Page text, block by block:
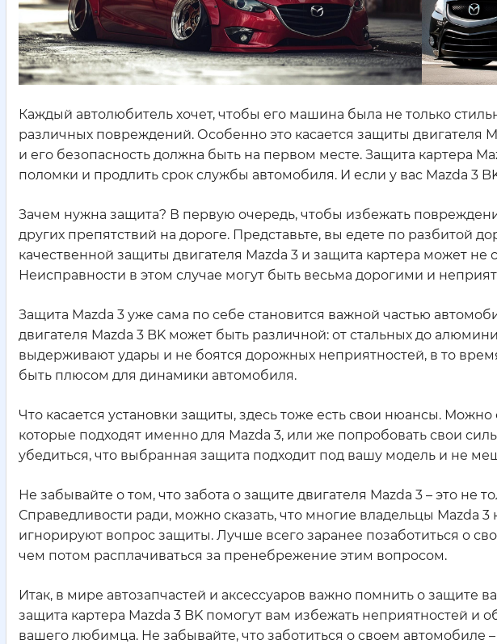
Каждый автолюбитель хочет, чтобы его машина была не только
различных повреждений. Особенно это касается защиты двигателя
и его безопасность должна быть на первом месте. Защита картера
поломки и продлить срок службы автомобиля. И если у вас Mazda 3
Зачем нужна защита? В первую очередь, чтобы избежать
других препятствий на дороге. Представьте, вы едете по разбитой
качественной защиты двигателя Mazda 3 и защита картера может
Неисправности в этом случае могут быть весьма дорогими и
Защита Mazda 3 уже сама по себе становится важной частью
двигателя Mazda 3 BK может быть различной: от стальных до
выдерживают удары и не боятся дорожных неприятностей, в то
быть плюсом для динамики автомобиля.
Что касается установки защиты, здесь тоже есть свои нюансы.
которые подходят именно для Mazda 3, или же попробовать свои
убедиться, что выбранная защита подходит под вашу модель и не
Не забывайте о том, что забота о защите двигателя Mazda 3 – это не
Справедливости ради, можно сказать, что многие владельцы Mazda 3
игнорируют вопрос защиты. Лучше всего заранее позаботиться о
чем потом расплачиваться за пренебрежение этим вопросом.
Итак, в мире автозапчастей и аксессуаров важно помнить о защите
защита картера Mazda 3 BK помогут вам избежать неприятностей и
вашего любимца. Не забывайте, что заботиться о своем автомобиле